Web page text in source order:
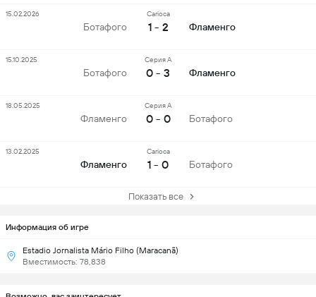
Информация об игре
Estadio Jornalista Mário Filho (Maracanã)
Вместимость: 78,838
Ботафого
Carioca
1 - 2 Фламенго
15.02.2026
Ботафого
Серия А
0 - 3 Фламенго
15.10.2025
Фламенго
Серия А
0 - 0 Ботафого
18.05.2025
Фламенго
Carioca
1 - 0 Ботафого
13.02.2025
Показать все